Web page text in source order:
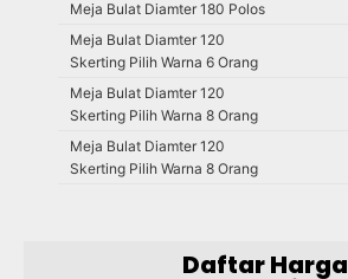
Meja Bulat Diamter 180 Polos
Meja Bulat Diamter 120
Skerting Pilih Warna 6 Orang
Meja Bulat Diamter 120
Skerting Pilih Warna 8 Orang
Meja Bulat Diamter 120
Skerting Pilih Warna 8 Orang
Daftar Harga